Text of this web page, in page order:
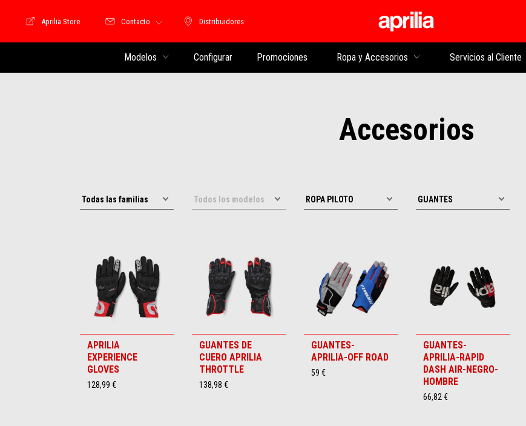
Distribuidores
Distribuidores
Store Motoguzzi
Aprilia Store Contacto
Modelos Configurar Promociones Ropa y Accesorios Servicios al Cliente
Accesorios
APRILIA
EXPERIENCE
GLOVES
128,99 €
GUANTES DE
CUERO APRILIA
THROTTLE
138,98 €
GUANTES-
APRILIA-OFF ROAD
59 €
GUANTES-
APRILIA-RAPID
DASH AIR-NEGRO-
HOMBRE
66,82 €